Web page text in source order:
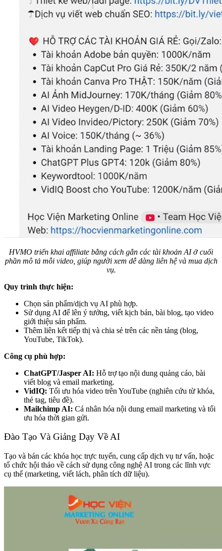
HVMO triển khai affiliate bằng cách gắn các tài khoản AI ở cuối
phần mô tả mỗi video, giúp người xem dễ dàng liên hệ và mua dịch
vụ.
Quy trình thực hiện:
Chọn sản phẩm/dịch vụ AI phù hợp.
Sử dụng AI để lên ý tưởng, viết kịch bản, bài blog, tạo video
giới thiệu sản phẩm.
Thêm liên kết tiếp thị và chia sẻ trên các nền tảng (blog,
YouTube, TikTok).
Công cụ phù hợp:
ChatGPT/Jasper AI: Hỗ trợ tạo nội dung quảng cáo, bài
viết blog và email marketing.
VidIQ: Tối ưu hóa video trên YouTube (nghiên cứu từ khóa,
thẻ tag, tiêu đề).
Mailchimp AI: Cá nhân hóa nội dung email marketing và tối
ưu hóa thời gian gửi.
Đào Tạo Và Giảng Dạy Về AI
Tạo và bán các khóa học trực tuyến, cung cấp dịch vụ tư vấn, hoặc
tổ chức hội thảo về cách sử dụng công nghệ AI trong các lĩnh vực
cụ thể (marketing, viết lách, phân tích dữ liệu).